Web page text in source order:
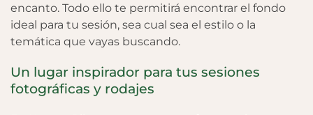
encanto. Todo ello te permitirá encontrar el fondo
ideal para tu sesión, sea cual sea el estilo o la
temática que vayas buscando.
Un lugar inspirador para tus sesiones
fotográficas y rodajes